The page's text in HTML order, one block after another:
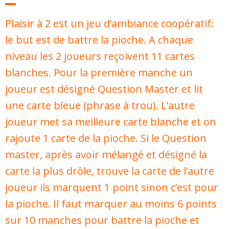
Plaisir à 2 est un jeu d’ambiance coopératif:
le but est de battre la pioche. A chaque
niveau les 2 joueurs reçoivent 11 cartes
blanches. Pour la première manche un
joueur est désigné Question Master et lit
une carte bleue (phrase à trou). L’autre
joueur met sa meilleure carte blanche et on
rajoute 1 carte de la pioche. Si le Question
master, après avoir mélangé et désigné la
carte la plus drôle, trouve la carte de l’autre
joueur ils marquent 1 point sinon c’est pour
la pioche. Il faut marquer au moins 6 points
sur 10 manches pour battre la pioche et